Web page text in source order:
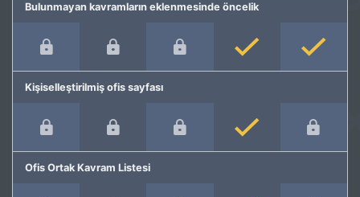
Bulunmayan kavramların eklenmesinde öncelik
Kişiselleştirilmiş ofis sayfası
Ofis Ortak Kavram Listesi